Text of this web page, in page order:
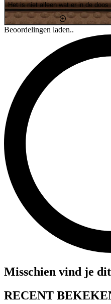
Het is niet alleen wat er in de doos
Beoordelingen laden..
Misschien vind je
RECENT